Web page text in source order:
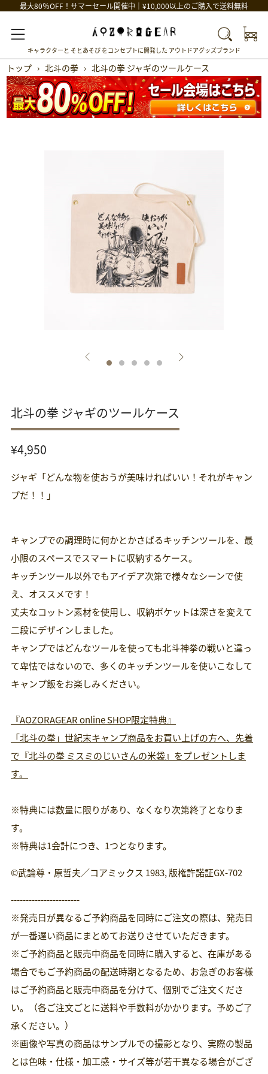
最大80％OFF！サマーセール開催中｜¥10,000以上のご購入で送料無料
Menu Search
キャラクターと そとあそび をコンセプトに開発した アウトドアグッズブランド
トップ › 北斗の拳 › 北斗の拳 ジャギのツールケース
北斗の拳 ジャギのツールケース
通
価
格
¥4,950
ジャギ「どんな物を使おうが美味ければいい！それがキャン
プだ！！」
キャンプでの調理時に何かとかさばるキッチンツールを、最
小限のスペースでスマートに収納するケース。
キッチンツール以外でもアイデア次第で様々なシーンで使
え、オススメです！
丈夫なコットン素材を使用し、収納ポケットは深さを変えて
二段にデザインしました。
キャンプではどんなツールを使っても北斗神拳の戦いと違っ
て卑怯ではないので、多くのキッチンツールを使いこなして
キャンプ飯をお楽しみください。
『AOZORAGEAR online SHOP限定特典』
「北斗の拳」世紀末キャンプ商品をお買い上げの方へ、先着
で『北斗の拳 ミスミのじいさんの米袋』をプレゼントしま
す。
※特典には数量に限りがあり、なくなり次第終了となりま
す。
※特典は1会計につき、1つとなります。
©武論尊・原哲夫／コアミックス 1983, 版権許諾証GX-702
-----------------------
※発売日が異なるご予約商品を同時にご注文の際は、発売日
が一番遅い商品にまとめてお送りさせていただきます。
※ご予約商品と販売中商品を同時に購入すると、在庫がある
場合でもご予約商品の配送時期となるため、お急ぎのお客様
はご予約商品と販売中商品を分けて、個別でご注文くださ
い。（各ご注文ごとに送料や手数料がかかります。予めご了
承ください。）
※画像や写真の商品はサンプルでの撮影となり、実際の製品
とは色味・仕様・加工感・サイズ等が若干異なる場合がござ